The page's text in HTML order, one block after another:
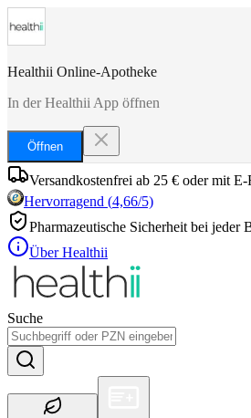
Healthii Online-Apotheke
In der Healthii App öffnen
Öffnen
Versandkostenfrei ab 25 € oder mit E-
Hervorragend (4,66/5)
Pharmazeutische Sicherheit bei jeder
Über Healthii
Suche